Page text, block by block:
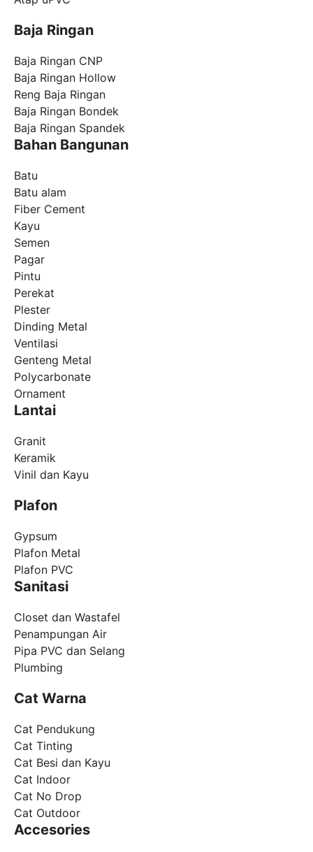
Baja Ringan
Baja Ringan CNP
Baja Ringan Hollow
Reng Baja Ringan
Baja Ringan Bondek
Baja Ringan Spandek
Bahan Bangunan
Batu
Batu alam
Fiber Cement
Kayu
Semen
Pagar
Pintu
Perekat
Plester
Dinding Metal
Ventilasi
Genteng Metal
Polycarbonate
Ornament
Lantai
Granit
Keramik
Vinil dan Kayu
Plafon
Gypsum
Plafon Metal
Plafon PVC
Sanitasi
Closet dan Wastafel
Penampungan Air
Pipa PVC dan Selang
Plumbing
Cat Warna
Cat Pendukung
Cat Tinting
Cat Besi dan Kayu
Cat Indoor
Cat No Drop
Cat Outdoor
Accesories